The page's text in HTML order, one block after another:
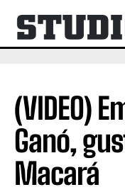
(VIDEO)
Ganó,
Macará